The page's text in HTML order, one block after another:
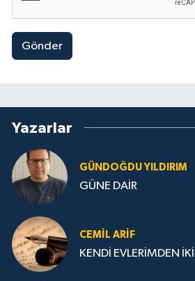
Gönder
Yazarlar
GÜNDOĞDU YILDIRIM
GÜNE DAİR
CEMIL ARİF
KENDİ EVLERİMDEN